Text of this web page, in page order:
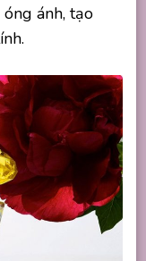
ánh, tạo